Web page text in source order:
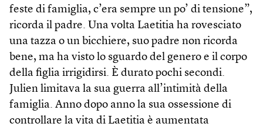
feste di famiglia, c’era sempre un po’ di tensione”,
ricorda il padre. Una volta Laetitia ha rovesciato
una tazza o un bicchiere, suo padre non ricorda
bene, ma ha visto lo sguardo del genero e il corpo
della figlia irrigidirsi. È durato pochi secondi.
Julien limitava la sua guerra all’intimità della
famiglia. Anno dopo anno la sua ossessione di
controllare la vita di Laetitia è aumentata